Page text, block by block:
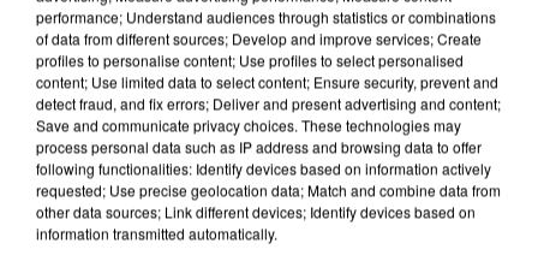
performance; Understand audiences through statistics or combinations
of data from different sources; Develop and improve services; Create
profiles to personalise content; Use profiles to select personalised
content; Use limited data to select content; Ensure security, prevent and
detect fraud, and fix errors; Deliver and present advertising and content;
Save and communicate privacy choices. These technologies may
process personal data such as IP address and browsing data to offer
following functionalities: Identify devices based on information actively
requested; Use precise geolocation data; Match and combine data from
other data sources; Link different devices; Identify devices based on
information transmitted automatically.